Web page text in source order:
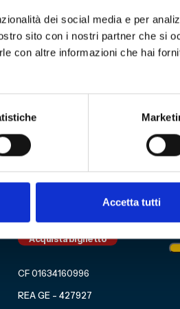
dei social media e per
sito con i nostri partner che si
con altre informazioni che hai
Accetta tutti
Education
Shop
Sostienici
Acquista biglietto
CF 01634160996
REA GE - 427927